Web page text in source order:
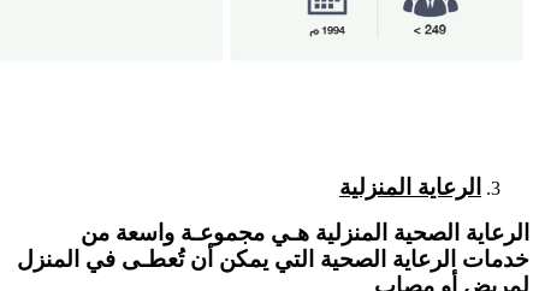
الرعاية المنزلية
الرعاية الصحية المنزلية هـي مجموعـة واسعة من
خدمات الرعاية الصحية التي يمكن أن تُعطـى في المنزل
لمريض أو مصاب